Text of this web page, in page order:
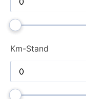
Km-Stand